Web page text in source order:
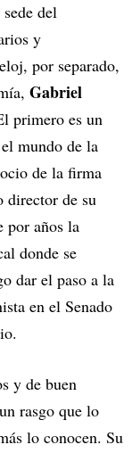
del
y
por separado,
Gabriel
primero es un
mundo de la
de la firma
director de su
por años la
donde se
dar el paso a la
en el Senado
y de buen
rasgo que lo
lo conocen. Su